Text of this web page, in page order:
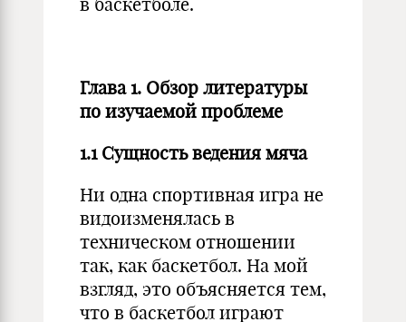
Глава 1. Обзор литературы
по изучаемой проблеме
1.1 Сущность ведения мяча
Ни одна спортивная игра не
видоизменялась в
техническом отношении
так, как баскетбол. На мой
взгляд, это объясняется тем,
что в баскетбол играют